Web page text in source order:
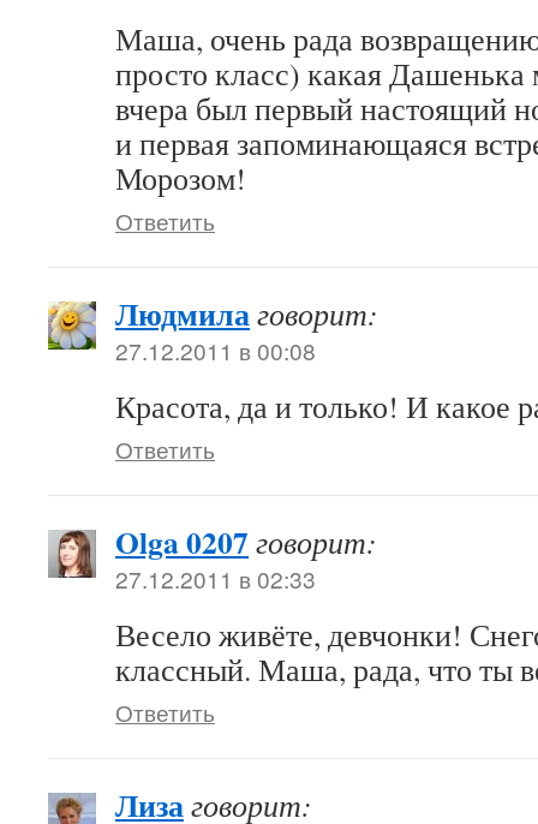
Маша, очень рада
просто класс) какая
вчера был первый настоящий
и первая запоминающаяся
Морозом!
Ответить
Людмилаговорит:
27.12.2011 в 00:08
Красота, да и только! И какое
Ответить
Olga 0207 говорит:
27.12.2011 в 02:33
Весело живёте, девчонки!
классный. Маша, рада, что ты
Ответить
Лизаговорит: